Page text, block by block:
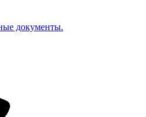
документы.